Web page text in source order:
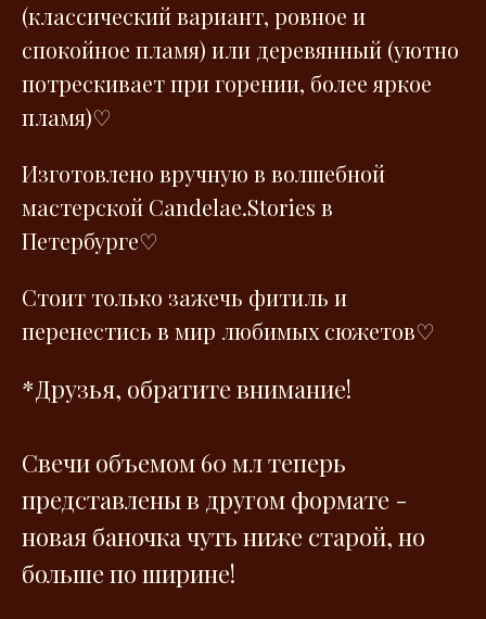
(классический вариант, ровное и
спокойное пламя) или деревянный (уютно
потрескивает при горении, более яркое
пламя)♡
Изготовлено вручную в волшебной
мастерской Сandelae.Stories в
Петербурге♡
Стоит только зажечь фитиль и
перенестись в мир любимых сюжетов♡
*Друзья, обратите внимание!
Свечи объемом 60 мл теперь
представлены в другом формате -
новая баночка чуть ниже старой, но
больше по ширине!